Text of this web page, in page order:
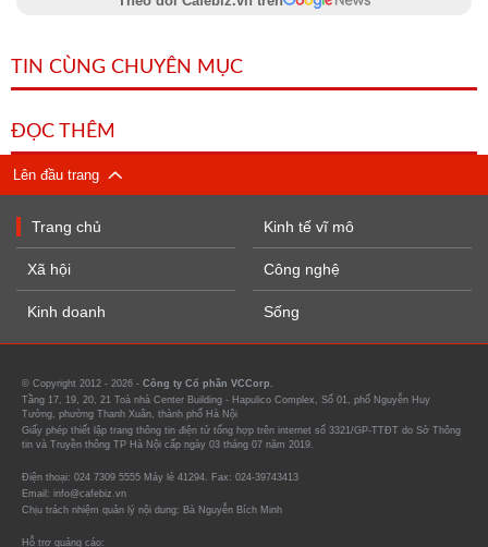
TIN CÙNG CHUYÊN MỤC
ĐỌC THÊM
Lên đầu trang
Trang chủ
Xã hội
Kinh doanh
Kinh tế vĩ mô
Công nghệ
Sống
© Copyright 2012 - 2026 - Công ty Cổ phần VCCorp.
Tầng 17, 19, 20, 21 Toà nhà Center Building - Hapulico Complex, Số 01, phố Nguyễn Huy
Tưởng, phường Thanh Xuân, thành phố Hà Nội
Giấy phép thiết lập trang thông tin điện tử tổng hợp trên internet số 3321/GP-TTĐT do Sở Thông
tin và Truyền thông TP Hà Nội cấp ngày 03 tháng 07 năm 2019.
Điện thoại: 024 7309 5555 Máy lẻ 41294. Fax: 024-39743413
Email: info@cafebiz.vn
Chịu trách nhiệm quản lý nội dung: Bà Nguyễn Bích Minh
Hỗ trợ quảng cáo: